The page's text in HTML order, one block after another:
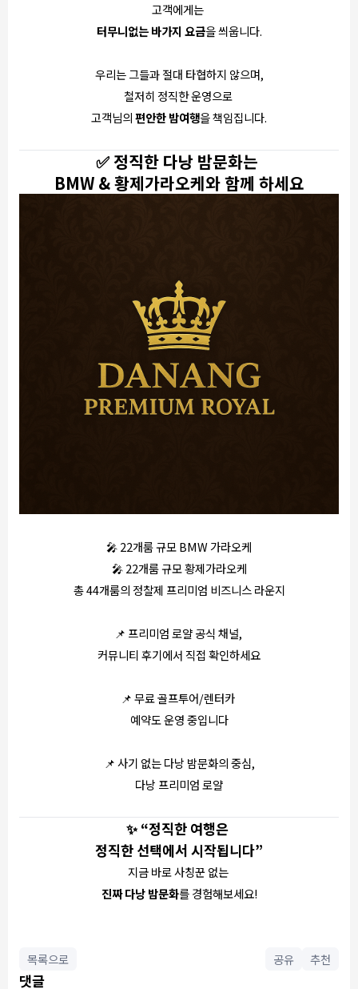
고객에게는
터무니없는 바가지 요금을 씌웁니다.
우리는 그들과 절대 타협하지 않으며,
철저히 정직한 운영으로
고객님의편안한 밤여행을 책임집니다.
✅ 정직한 다낭 밤문화는
BMW & 황제가라오케와 함께 하세요
🎤 22개룸 규모 BMW 가라오케
🎤 22개룸 규모 황제가라오케
총 44개룸의 정찰제 프리미엄 비즈니스 라운지
📌 프리미엄 로얄 공식 채널,
커뮤니티 후기에서 직접 확인하세요
📌 무료 골프투어/렌터카
예약도 운영 중입니다
📌 사기 없는 다낭 밤문화의 중심,
다낭 프리미엄 로얄
✨ “정직한 여행은
정직한 선택에서 시작됩니다”
지금 바로 사칭꾼 없는
진짜 다낭 밤문화를 경험해보세요!
목록으로 공유 추천
댓글